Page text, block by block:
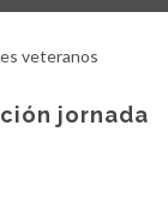
jornada